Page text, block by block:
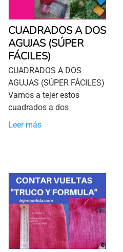
CUADRADOS A DOS
AGUJAS (SÚPER
FÁCILES)
CUADRADOS A DOS
AGUJAS (SÚPER FÁCILES)
Vamos a tejer estos
cuadrados a dos
Leer más